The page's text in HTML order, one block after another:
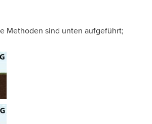
Methoden sind unten aufgeführt;